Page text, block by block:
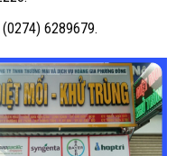
6289679.